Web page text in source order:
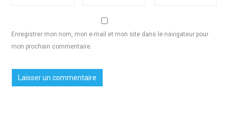
Enregistrer mon nom, mon e-mail et mon site dans le navigateur pour
mon prochain commentaire.